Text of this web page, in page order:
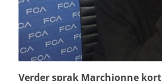
Verder sprak Marchionne kort